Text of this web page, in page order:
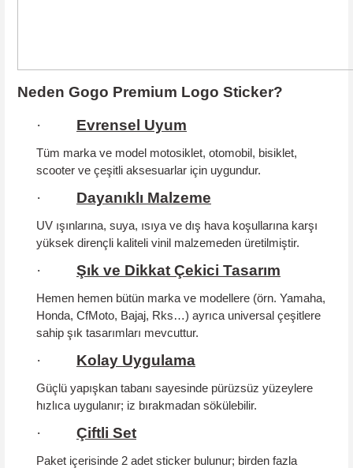
Neden Gogo Premium Logo Sticker?
·
Evrensel Uyum
Tüm marka ve model motosiklet, otomobil, bisiklet,
scooter ve çeşitli aksesuarlar için uygundur.
· Dayanıklı Malzeme
UV ışınlarına, suya, ısıya ve dış hava koşullarına karşı
yüksek dirençli kaliteli vinil malzemeden üretilmiştir.
· Şık ve Dikkat Çekici Tasarım
Hemen hemen bütün marka ve modellere (örn. Yamaha,
Honda, CfMoto, Bajaj, Rks…) ayrıca universal çeşitlere
sahip şık tasarımları mevcuttur.
· Kolay Uygulama
Güçlü yapışkan tabanı sayesinde pürüzsüz yüzeylere
hızlıca uygulanır; iz bırakmadan sökülebilir.
· Çiftli Set
Paket içerisinde 2 adet sticker bulunur; birden fazla